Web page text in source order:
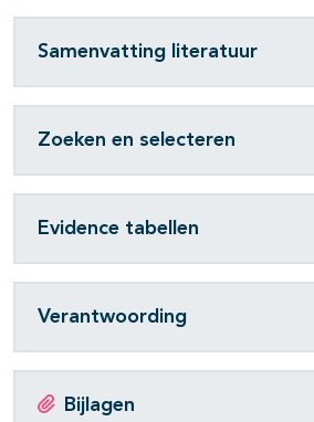
Samenvatting literatuur
Zoeken en selecteren
Evidence tabellen
Verantwoording
Bijlagen